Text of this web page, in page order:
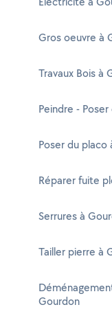
Gros oeuvre à
Travaux Bois à
Peindre -
Poser du placo
Réparer fuite
Serrures à
Tailler pierre à
Gourdon